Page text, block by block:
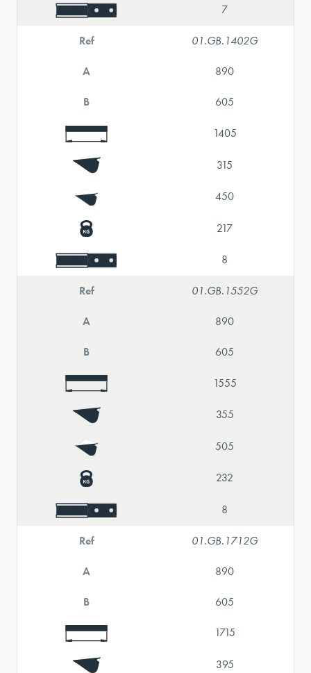
7
Ref 01.GB.1402G
A 890
B 605
1405
315
450
217
8
Ref 01.GB.1552G
A 890
B 605
1555
355
505
232
8
Ref 01.GB.1712G
A 890
B 605
1715
395